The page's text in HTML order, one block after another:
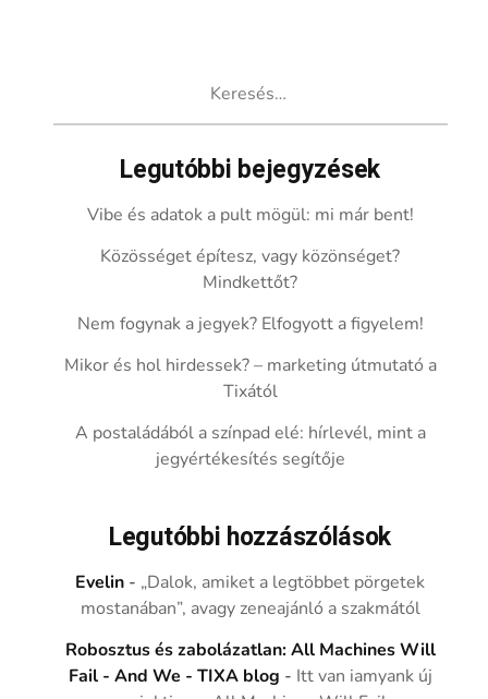
Legutóbbi bejegyzések
Vibe és adatok a pult mögül: mi már bent!
Közösséget építesz, vagy közönséget?
Mindkettőt?
Nem fogynak a jegyek? Elfogyott a figyelem!
Mikor és hol hirdessek? – marketing útmutató a
Tixától
A postaládából a színpad elé: hírlevél, mint a
jegyértékesítés segítője
Legutóbbi hozzászólások
Evelin - „Dalok, amiket a legtöbbet pörgetek
mostanában”, avagy zeneajánló a szakmától
Robosztus és zabolázatlan: All Machines Will
Fail - And We - TIXA blog - Itt van iamyank új